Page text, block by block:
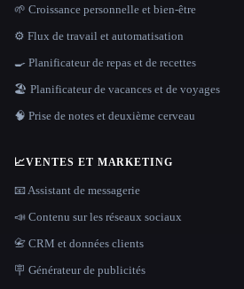
🌱 Croissance personnelle et bien-être
⚙️ Flux de travail et automatisation
🍳 Planificateur de repas et de recettes
🏖 Planificateur de vacances et de voyages
🧠 Prise de notes et deuxième cerveau
📈VENTES ET MARKETING
📧 Assistant de messagerie
📣 Contenu sur les réseaux sociaux
📇 CRM et données clients
🪧 Générateur de publicités